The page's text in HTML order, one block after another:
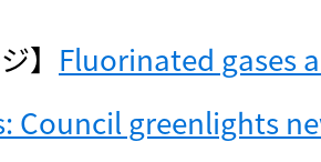
】 Fluorinated gases
Council greenlights